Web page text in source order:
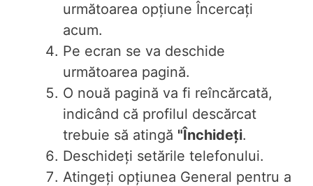
următoarea opțiune Încercați
acum.
Pe ecran se va deschide
următoarea pagină.
O nouă pagină va fi reîncărcată,
indicând că profilul descărcat
trebuie să atingă "Închideți.
Deschideți setările telefonului.
Atingeți opțiunea General pentru a